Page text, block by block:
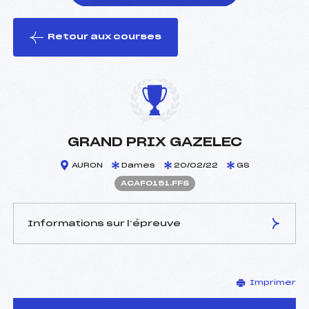
le ski
Retour aux courses
GRAND PRIX GAZELEC
AURON Dames 20/02/22 GS
ACAF0151.FFS
Informations sur l’épreuve
ASTRAUDO PIERRE (CA)
Arbitre :
RIPOLL CLEMENT (CA)
Imprimer